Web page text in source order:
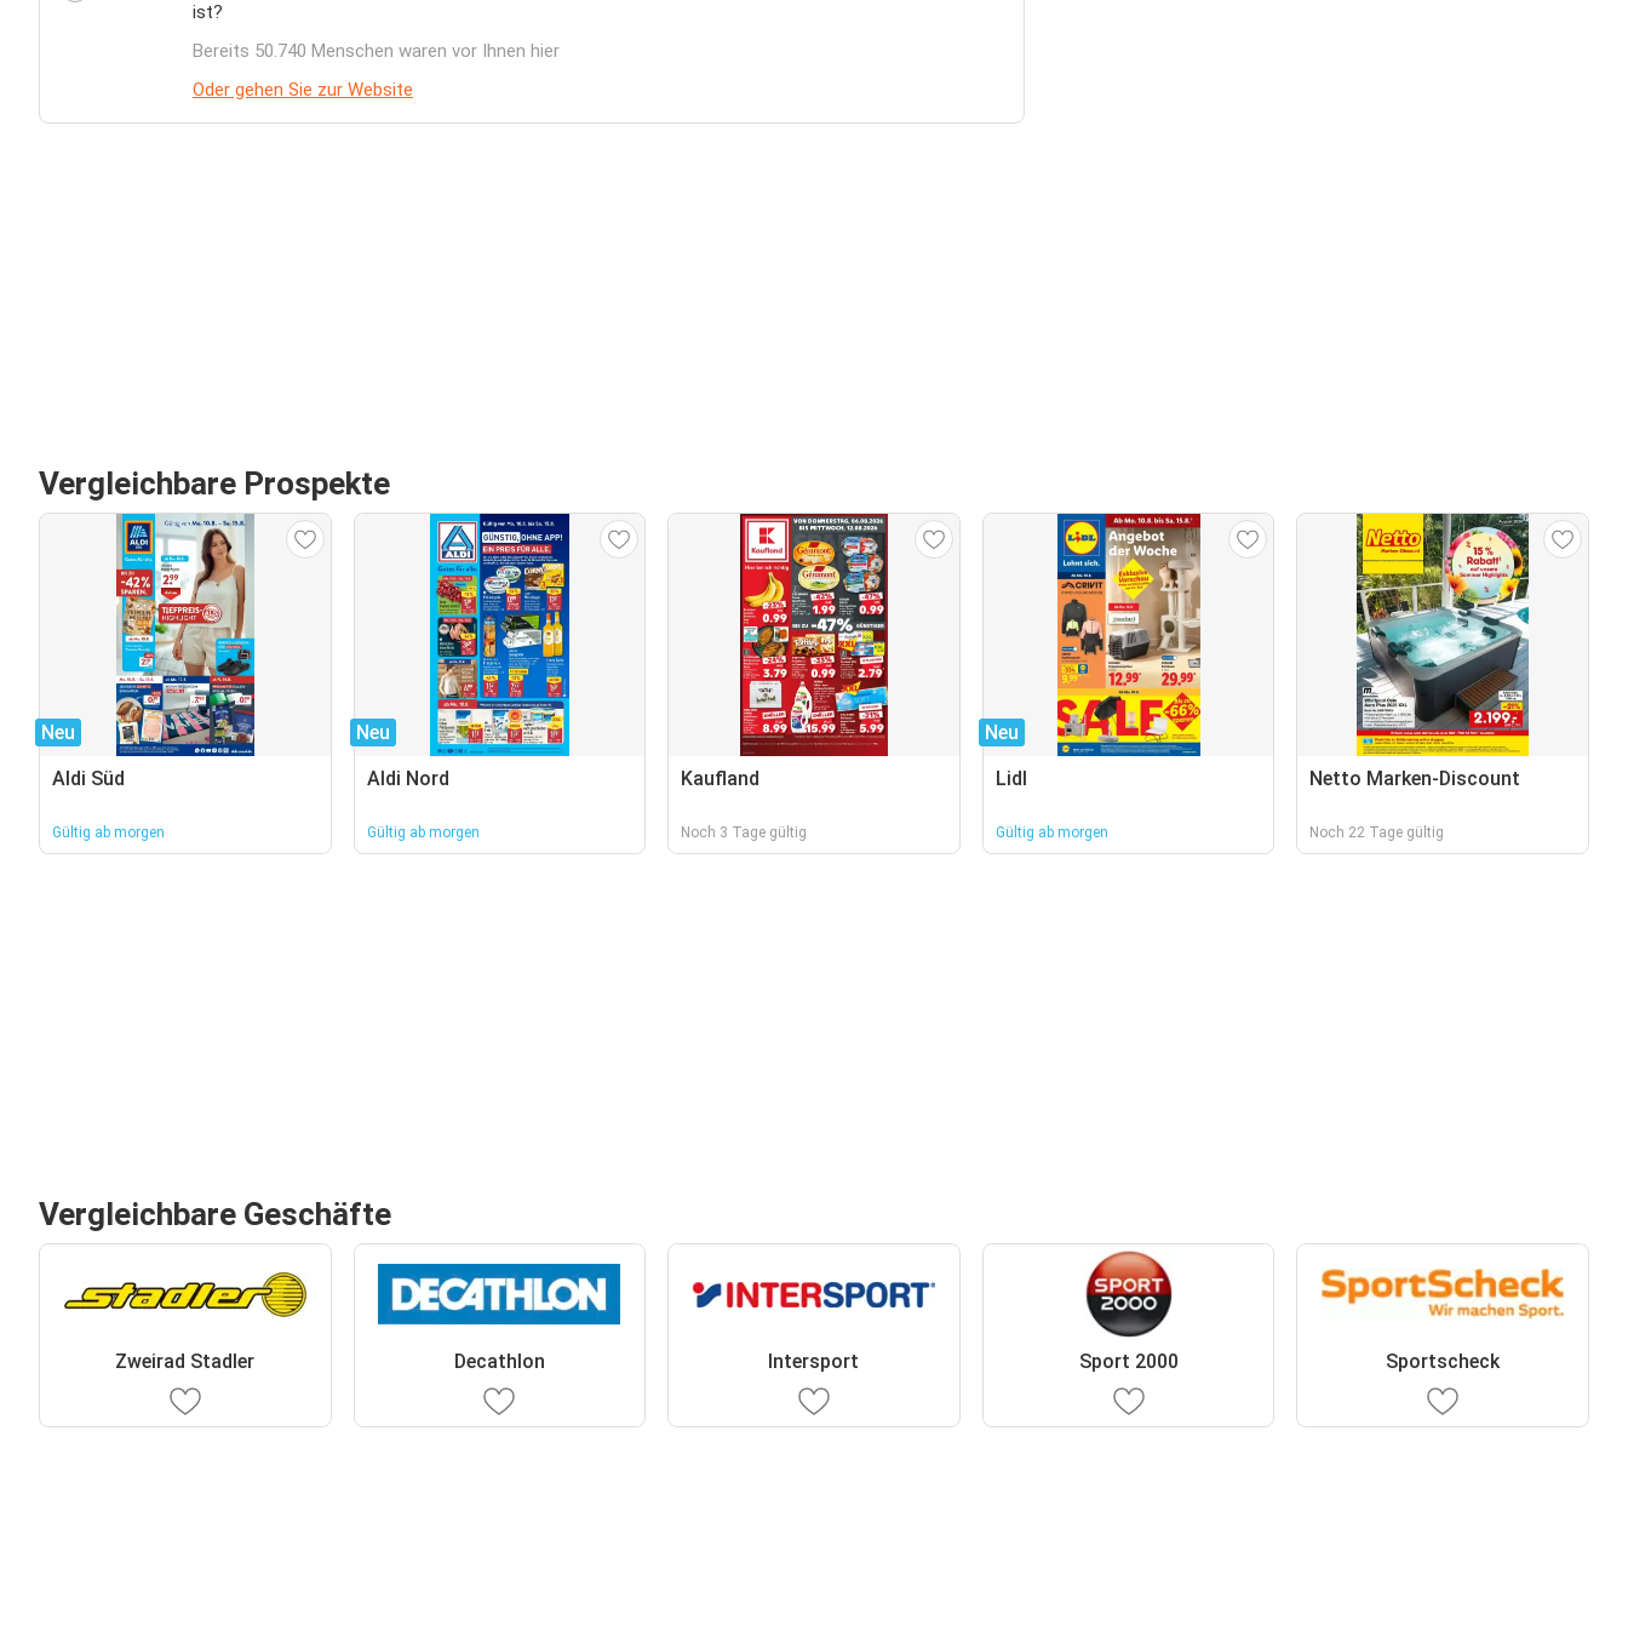
ist?
Bereits 50.740 Menschen waren vor Ihnen hier
Oder gehen Sie zur Website
Vergleichbare Prospekte
Neu
Aldi Süd
Gültig ab morgen
Neu
Aldi Nord
Gültig ab morgen
Kaufland
Noch 3 Tage gültig
Neu
Lidl
Gültig ab morgen
Netto Marken-Discount
Noch 22 Tage gültig
Vergleichbare Geschäfte
Zweirad Stadler Decathlon Intersport Sport 2000 Sportscheck